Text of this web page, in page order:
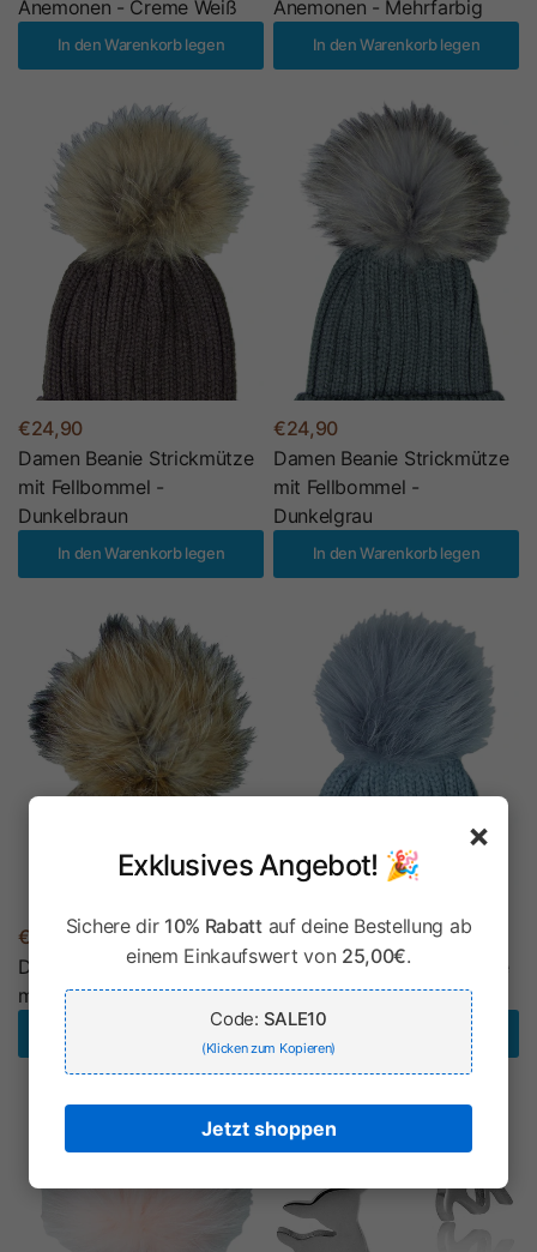
Anemonen - Creme Weiß
In den Warenkorb legen
Anemonen - Mehrfarbig
In den Warenkorb legen
€24,90
Damen Beanie Strickmütze
mit Fellbommel -
Dunkelbraun
In den Warenkorb legen
€24,90
Damen Beanie Strickmütze
mit Fellbommel -
Dunkelgrau
In den Warenkorb legen
€24,90
Damen Beanie Strickmütze
mit Fellbommel - Hellbraun
In den Warenkorb legen
€24,90
Damen Beanie Strickmütze
mit Fellbommel - Hellgrau
In den Warenkorb legen
×
Exklusives Angebot! 🎉
Sichere dir 10% Rabattauf deine Bestellung ab
einem Einkaufswert von 25,00€.
Code: SALE10
(Klicken zum Kopieren)
Jetzt shoppen